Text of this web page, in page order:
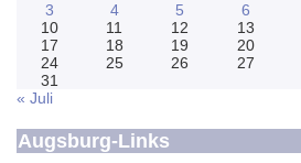
3
4 5 6
10
11 12 13
17
18 19 20
24
25 26 27
31
« Juli
Augsburg-Links